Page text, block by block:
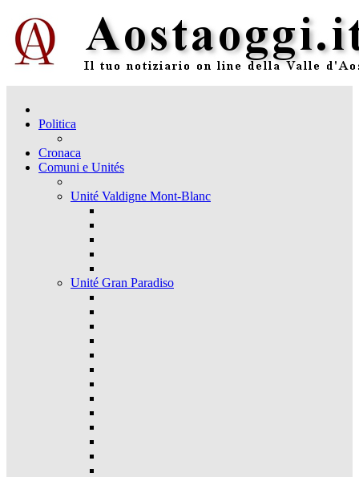
Politica
Cronaca
Comuni e Unités
Unité Valdigne Mont-Blanc
Unité Gran Paradiso